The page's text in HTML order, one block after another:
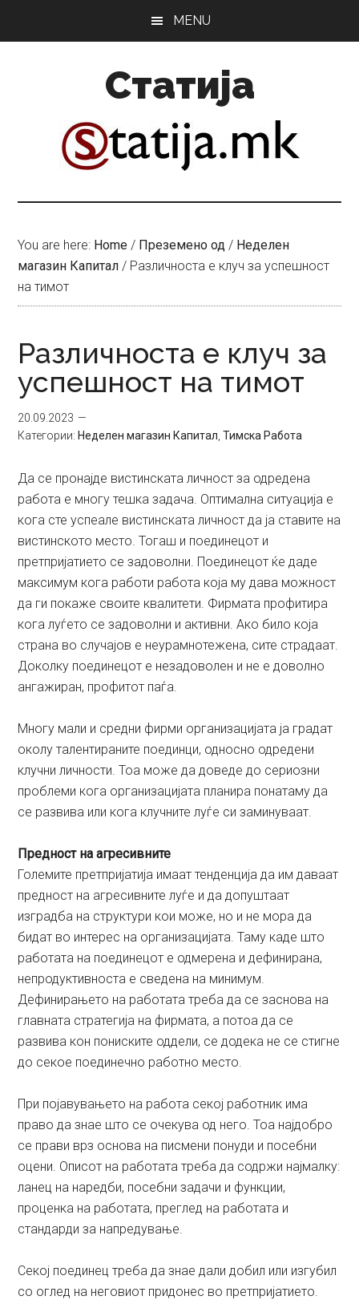
MENU
Статија
You are here: Home / Преземено од / Неделен
магазин Капитал / Различноста е клуч за успешност
на тимот
Различноста е клуч за
успешност на тимот
20.09.2023
Категории: Неделен магазин Капитал ,Тимска Работа
Да се пронајде вистинската личност за одредена
работа е многу тешка задача. Оптимална ситуација е
кога сте успеале вистинската личност да ја ставите на
вистинското место. Тогаш и поединецот и
претпријатието се задоволни. Поединецот ќе даде
максимум кога работи работа која му дава можност
да ги покаже своите квалитети. Фирмата профитира
кога луѓето се задоволни и активни. Ако било која
страна во случајов е неурамнотежена, сите страдаат.
Доколку поединецот е незадоволен и не е доволно
ангажиран, профитот паѓа.
Многу мали и средни фирми организацијата ја градат
околу талентираните поединци, односно одредени
клучни личности. Тоа може да доведе до сериозни
проблеми кога организацијата планира понатаму да
се развива или кога клучните луѓе си заминуваат.
Предност на агресивните
Големите претпријатија имаат тенденција да им даваат
предност на агресивните луѓе и да допуштаат
изградба на структури кои може, но и не мора да
бидат во интерес на организацијата. Таму каде што
работата на поединецот е одмерена и дефинирана,
непродуктивноста е сведена на минимум.
Дефинирањето на работата треба да се заснова на
главната стратегија на фирмата, а потоа да се
развива кон пониските оддели, сe додека не се стигне
до секое поединечно работно место.
При појавувањето на работа секој работник има
право да знае што се очекува од него. Тоа најдобро
се прави врз основа на писмени понуди и посебни
оцени. Описот на работата треба да содржи најмалку:
ланец на наредби, посебни задачи и функции,
проценка на работата, преглед на работата и
стандарди за напредување.
Секој поединец треба да знае дали добил или изгубил
со оглед на неговиот придонес во претпријатието.